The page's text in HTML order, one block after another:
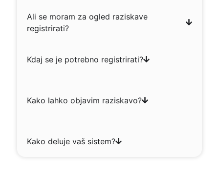
Ali se moram za ogled raziskave
registrirati?
Kdaj se je potrebno registrirati?
Kako lahko objavim raziskavo?
Kako deluje vaš sistem?